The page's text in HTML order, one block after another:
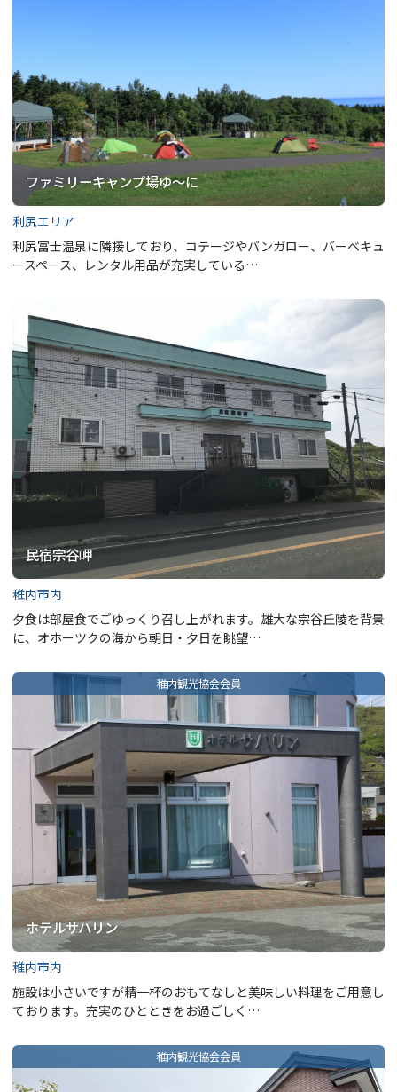
ファミリーキャンプ場ゆ～に
利尻エリア
利尻富士温泉に隣接しており、コテージやバンガロー、バーベキュ
ースペース、レンタル用品が充実している…
民宿宗谷岬
稚内市内
夕食は部屋食でごゆっくり召し上がれます。雄大な宗谷丘陵を背景
に、オホーツクの海から朝日・夕日を眺望…
ホテルサハリン
稚内市内
施設は小さいですが精一杯のおもてなしと美味しい料理をご用意し
ております。充実のひとときをお過ごしく…